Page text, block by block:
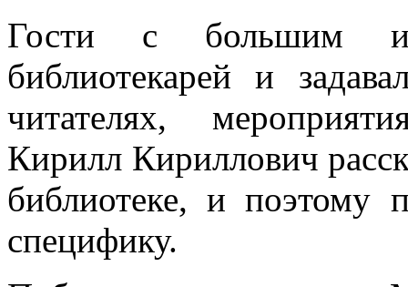
Гости с большим
библиотекарей и
читателях,
Кирилл Кириллович
библиотеке, и поэтому
специфику.